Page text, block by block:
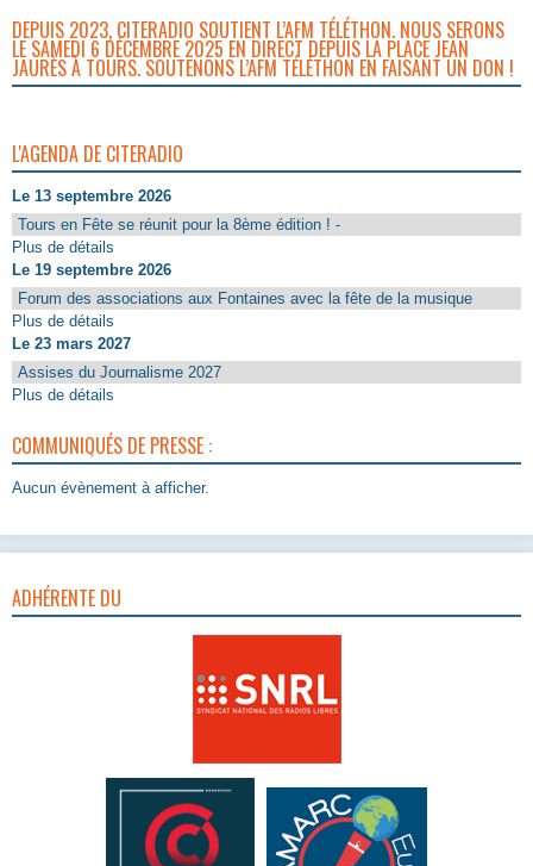
DEPUIS 2023, CITERADIO SOUTIENT L’AFM TÉLÉTHON. NOUS SERONS
LE SAMEDI 6 DÉCEMBRE 2025 EN DIRECT DEPUIS LA PLACE JEAN
JAURÈS À TOURS. SOUTENONS L’AFM TÉLÉTHON EN FAISANT UN DON !
L'AGENDA DE CITERADIO
Le 13 septembre 2026
Tours en Fête se réunit pour la 8ème édition ! -
Plus de détails
Le 19 septembre 2026
Forum des associations aux Fontaines avec la fête de la musique
Plus de détails
Le 23 mars 2027
Assises du Journalisme 2027
Plus de détails
COMMUNIQUÉS DE PRESSE :
Aucun évènement à afficher.
ADHÉRENTE DU